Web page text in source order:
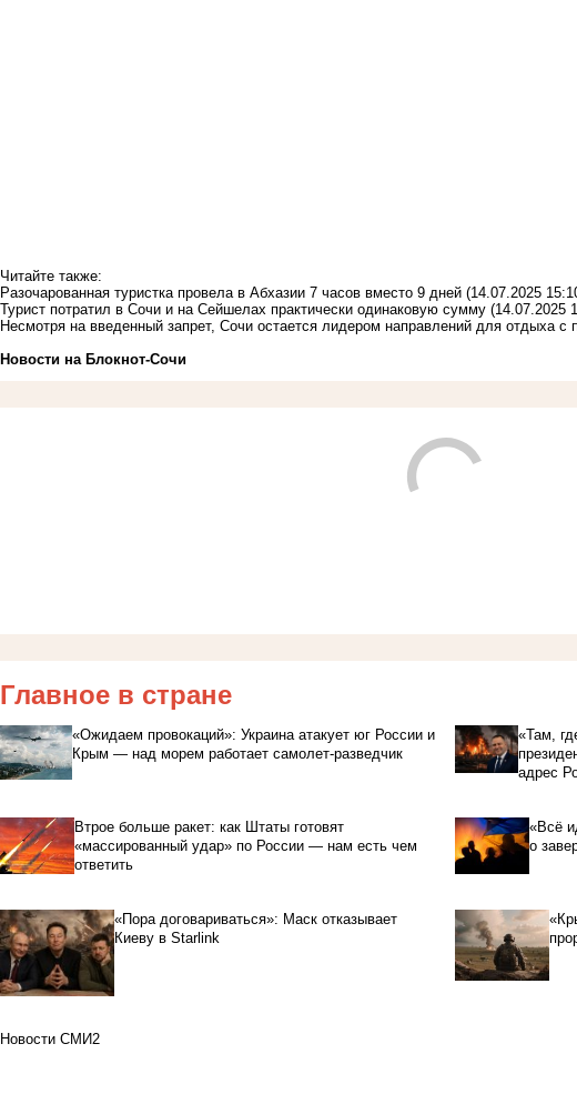
Читайте также:
Разочарованная туристка провела в Абхазии 7 часов вместо 9 дней (14.07.2025
Турист потратил в Сочи и на Сейшелах практически одинаковую сумму (14.07.2025
Несмотря на введенный запрет, Сочи остается лидером направлений для отдыха с
Новости на Блoкнoт-Сочи
Главное в стране
«Ожидаем провокаций»: Украина атакует юг России и
Крым — над морем работает самолет-разведчик
«Там,
адрес
Втрое больше ракет: как Штаты готовят
«массированный удар» по России — нам есть чем
ответить
«Всё
о
«Пора договариваться»: Маск отказывает
Киеву в Starlink
Новости СМИ2